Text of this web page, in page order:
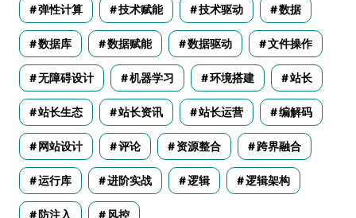
弹性计算 技术赋能 技术驱动 数据
数据库 数据赋能 数据驱动 文件操作
无障碍设计 机器学习 环境搭建 站长
站长生态 站长资讯 站长运营 编解码
网站设计 评论 资源整合 跨界融合
运行库 进阶实战 逻辑 逻辑架构
防注入 风控